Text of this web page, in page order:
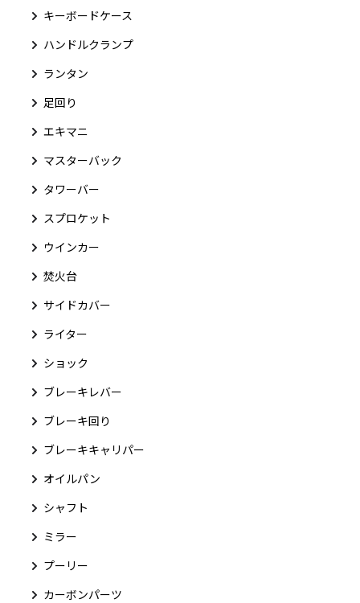
キーボードケース
ハンドルクランプ
ランタン
足回り
エキマニ
マスターバック
タワーバー
スプロケット
ウインカー
焚火台
サイドカバー
ライター
ショック
ブレーキレバー
ブレーキ回り
ブレーキキャリパー
オイルパン
シャフト
ミラー
プーリー
カーボンパーツ